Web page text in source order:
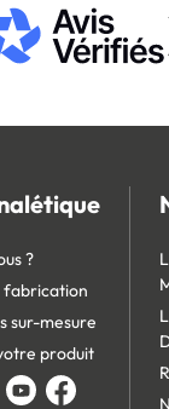
?
fabrication
sur-mesure
produit